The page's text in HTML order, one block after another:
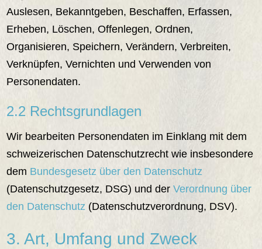
Auslesen, Bekanntgeben, Beschaffen, Erfassen,
Erheben, Löschen, Offenlegen, Ordnen,
Organisieren, Speichern, Verändern, Verbreiten,
Verknüpfen, Vernichten und Verwenden von
Personendaten.
2.2 Rechtsgrundlagen
Wir bearbeiten Personendaten im Einklang mit dem
schweizerischen Datenschutzrecht wie insbesondere
dem Bundesgesetz über den Datenschutz
(Datenschutzgesetz, DSG) und derVerordnung über
den Datenschutz (Datenschutzverordnung, DSV).
3. Art, Umfang und Zweck